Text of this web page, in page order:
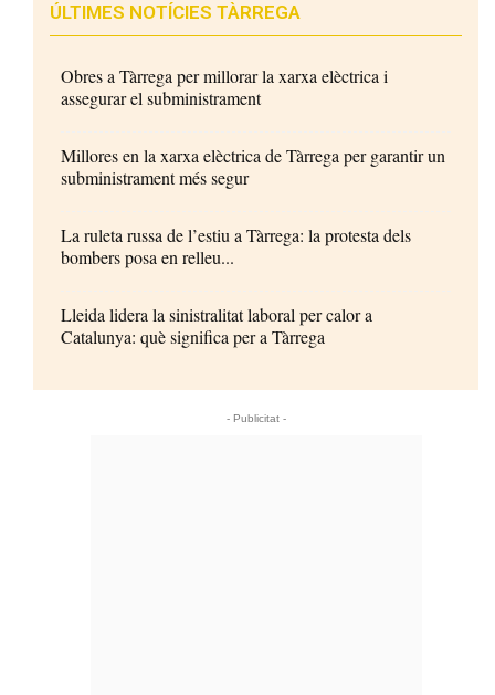
ÚLTIMES NOTÍCIES TÀRREGA
Obres a Tàrrega per millorar la xarxa elèctrica i
assegurar el subministrament
Millores en la xarxa elèctrica de Tàrrega per garantir un
subministrament més segur
La ruleta russa de l’estiu a Tàrrega: la protesta dels
bombers posa en relleu...
Lleida lidera la sinistralitat laboral per calor a
Catalunya: què significa per a Tàrrega
- Publicitat -